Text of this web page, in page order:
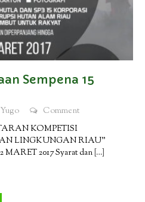
Sempena 15
Comment
KOMPETISI
LINGKUNGAN RIAU”
2017 Syarat dan […]